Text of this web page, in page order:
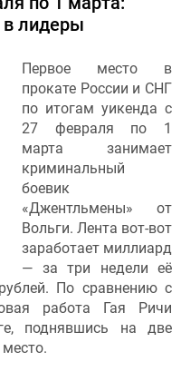
лидеры
Первое место в
прокате России и СНГ
по итогам уикенда с
27 февраля по 1
марта занимает
криминальный
боевик
«Джентльмены» от
Вольги. Лента вот-вот
заработает миллиард
— за три недели её
По сравнению с
работа Гая Ричи
поднявшись на две